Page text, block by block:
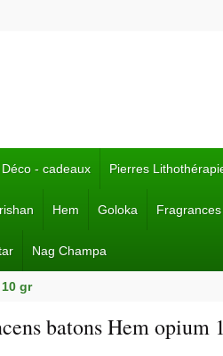
Déco - cadeaux Pierres
Hem Goloka
Nag Champa
gr
batons Hem opium